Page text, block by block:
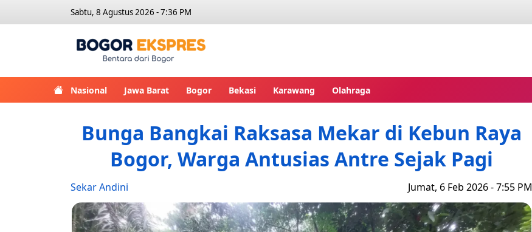
Sabtu, 8 Agustus 2026 - 7:36 PM
Nasional Jawa Barat Bogor Bekasi Karawang Olahraga
Bunga Bangkai Raksasa Mekar di Kebun Raya
Bogor, Warga Antusias Antre Sejak Pagi
Sekar Andini Jumat, 6 Feb 2026 - 7:55 PM